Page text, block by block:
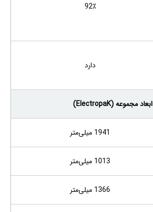
92٪
دارد
ابعاد مجموعه (ElectropaK)
1941 میلی‌متر
1013 میلی‌متر
1366 میلی‌متر